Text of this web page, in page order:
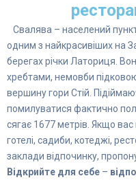
Свалява – населений
одним з найкрасивіших на
берегах річки Латориця.
хребтами, немовби
вершину гори Стій.
помилуватися фактично
сягає 1677 метрів. Якщо
готелі, садиби, котеджі,
заклади відпочинку,
Відкрийте для себе –